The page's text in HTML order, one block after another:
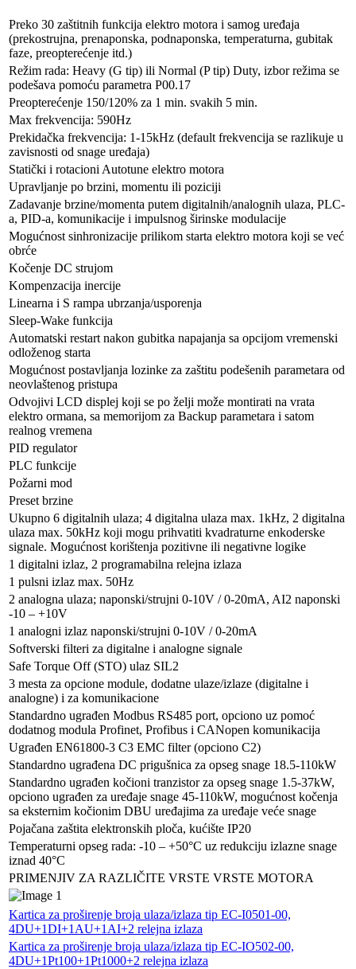
Preko 30 zaštitnih funkcija elektro motora i samog uređaja
(prekostrujna, prenaponska, podnaponska, temperaturna, gubitak
faze, preopterećenje itd.)
Režim rada: Heavy (G tip) ili Normal (P tip) Duty, izbor režima se
podešava pomoću parametra P00.17
Preopterećenje 150/120% za 1 min. svakih 5 min.
Max frekvencija: 590Hz
Prekidačka frekvencija: 1-15kHz (default frekvencija se razlikuje u
zavisnosti od snage uređaja)
Statički i rotacioni Autotune elektro motora
Upravljanje po brzini, momentu ili poziciji
Zadavanje brzine/momenta putem digitalnih/analognih ulaza, PLC-
a, PID-a, komunikacije i impulsnog širinske modulacije
Mogućnost sinhronizacije prilikom starta elektro motora koji se već
obrće
Kočenje DC strujom
Kompenzacija inercije
Linearna i S rampa ubrzanja/usporenja
Sleep-Wake funkcija
Automatski restart nakon gubitka napajanja sa opcijom vremenski
odloženog starta
Mogućnost postavljanja lozinke za zaštitu podešenih parametara od
neovlaštenog pristupa
Odvojivi LCD displej koji se po želji može montirati na vrata
elektro ormana, sa memorijom za Backup parametara i satom
realnog vremena
PID regulator
PLC funkcije
Požarni mod
Preset brzine
Ukupno 6 digitalnih ulaza; 4 digitalna ulaza max. 1kHz, 2 digitalna
ulaza max. 50kHz koji mogu prihvatiti kvadraturne enkoderske
signale. Mogućnost korištenja pozitivne ili negativne logike
1 digitalni izlaz, 2 programabilna relejna izlaza
1 pulsni izlaz max. 50Hz
2 analogna ulaza; naponski/strujni 0-10V / 0-20mA, AI2 naponski
-10 – +10V
1 analogni izlaz naponski/strujni 0-10V / 0-20mA
Softverski filteri za digitalne i analogne signale
Safe Torque Off (STO) ulaz SIL2
3 mesta za opcione module, dodatne ulaze/izlaze (digitalne i
analogne) i za komunikacione
Standardno ugrađen Modbus RS485 port, opciono uz pomoć
dodatnog modula Profinet, Profibus i CANopen komunikacija
Ugrađen EN61800-3 C3 EMC filter (opciono C2)
Standardno ugrađena DC prigušnica za opseg snage 18.5-110kW
Standardno ugrađen kočioni tranzistor za opseg snage 1.5-37kW,
opciono ugrađen za uređaje snage 45-110kW, mogućnost kočenja
sa eksternim kočionim DBU uređajima za uređaje veće snage
Pojačana zaštita elektronskih ploča, kućište IP20
Temperaturni opseg rada: -10 – +50°C uz redukciju izlazne snage
iznad 40°C
PRIMENJIV ZA RAZLIČITE VRSTE VRSTE MOTORA
Kartica za proširenje broja ulaza/izlaza tip EC-I0501-00,
4DU+1DI+1AU+1AI+2 relejna izlaza
Kartica za proširenje broja ulaza/izlaza tip EC-IO502-00,
4DU+1Pt100+1Pt1000+2 relejna izlaza